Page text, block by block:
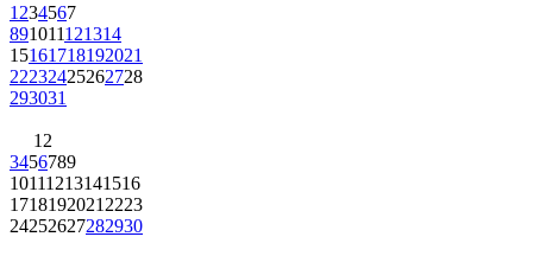
1 234567
891011121314
15161718192021
22232425262728
293031
1 2
3456789
10111213141516
1718192021 2223
24252627282930